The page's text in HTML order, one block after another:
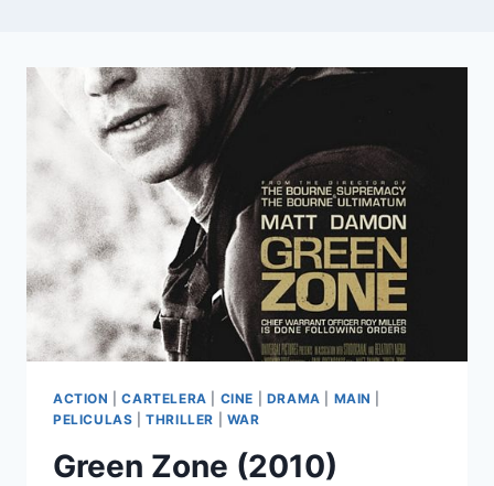
ACTION |CARTELERA CINE DRAMA MAIN
PELICULAS |THRILLER WAR
Green Zone (2010)